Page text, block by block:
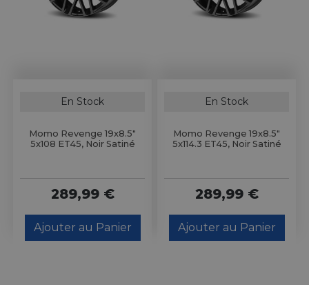
En Stock
Momo Revenge 19x8.5"
5x108 ET45, Noir Satiné
289,99 €
Ajouter au Panier
En Stock
Momo Revenge 19x8.5"
5x114.3 ET45, Noir Satiné
289,99 €
Ajouter au Panier